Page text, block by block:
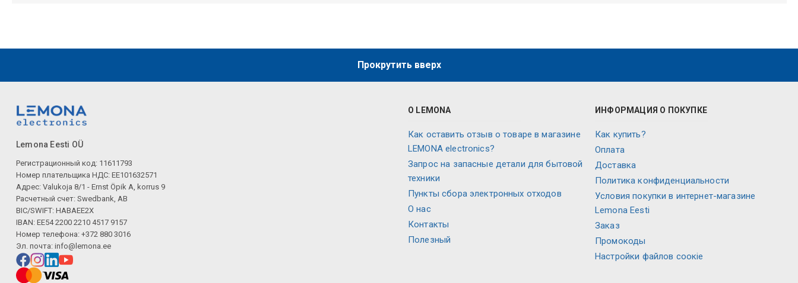
Прокрутить вверх
Lemona Eesti OÜ
Регистрационный код: 11611793
Номер плательщика НДС: EE101632571
Адрес: Valukoja 8/1 - Ernst Öpik A, korrus 9
Расчетный счет: Swedbank, AB
BIC/SWIFT: HABAEE2X
IBAN: EE54 2200 2210 4517 9157
Номер телефона: +372 880 3016
Эл. почта: info@lemona.ee
О LEMONA
Как оставить отзыв о товаре в магазине
LEMONA electronics?
Запрос на запасные детали для бытовой
техники
Пункты сбора электронных отходов
О нас
Контакты
Полезный
ИНФОРМАЦИЯ О ПОКУПКЕ
Как купить?
Оплата
Доставка
Политика конфиденциальности
Условия покупки в интернет-магазине
Lemona Eesti
Заказ
Промокоды
Настройки файлов соокіе